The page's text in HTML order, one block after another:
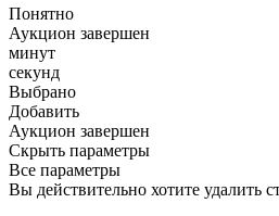
Понятно
Аукцион завершен
минут
секунд
Выбрано
Добавить
Аукцион завершен
Скрыть параметры
Все параметры
Вы действительно хотите удалить